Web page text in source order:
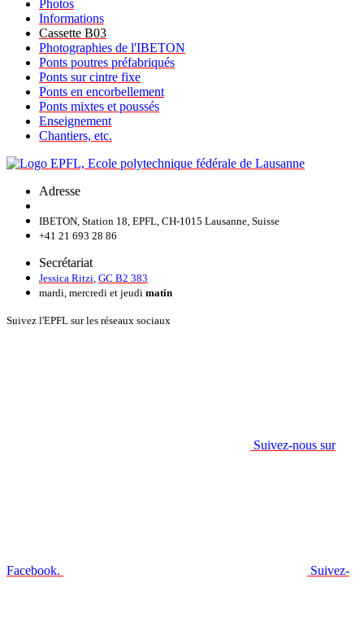
Photos
Informations
Cassette B03
Photographies de l'IBETON
Ponts poutres préfabriqués
Ponts sur cintre fixe
Ponts en encorbellement
Ponts mixtes et poussés
Enseignement
Chantiers, etc.
Adresse
IBETON, Station 18, EPFL, CH-1015 Lausanne, Suisse
+41 21 693 28 86
Secrétariat
Jessica Ritzi GC B2 383
mardi, mercredi et jeudi matin
Suivez l'EPFL sur les réseaux sociaux
Suivez-nous sur
Facebook. Suivez-